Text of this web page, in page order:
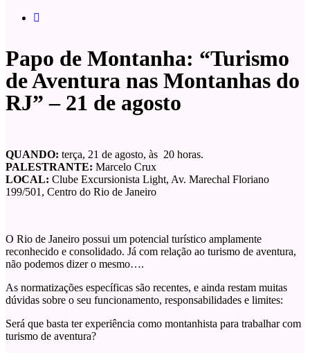
Papo de Montanha: “Turismo
de Aventura nas Montanhas do
RJ” – 21 de agosto
QUANDO: terça, 21 de agosto, às 20 horas.
PALESTRANTE: Marcelo Crux
LOCAL: Clube Excursionista Light, Av. Marechal Floriano
199/501, Centro do Rio de Janeiro
O Rio de Janeiro possui um potencial turístico amplamente
reconhecido e consolidado. Já com relação ao turismo de aventura,
não podemos dizer o mesmo….
As normatizações específicas são recentes, e ainda restam muitas
dúvidas sobre o seu funcionamento, responsabilidades e limites:
Será que basta ter experiência como montanhista para trabalhar com
turismo de aventura?